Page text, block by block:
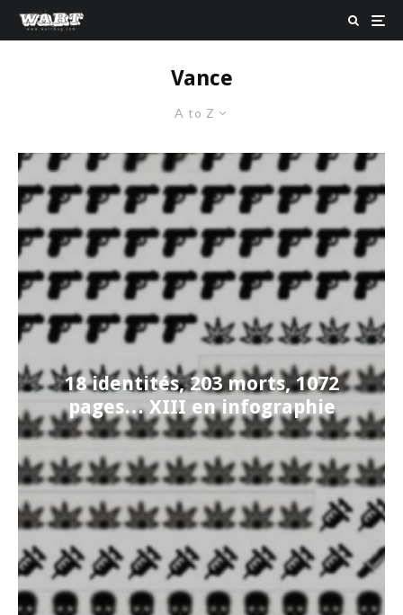
Vance
A to Z
18 identités, 203 morts, 1072
pages… XIII en infographie